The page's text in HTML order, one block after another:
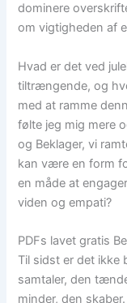
dominere
om vigtigheden af
Hvad er det ved
tiltrængende, og
med at ramme
følte jeg mig mere
og Beklager, vi
kan være en form
en måde at
viden og empati?
PDFs lavet gratis
Til sidst er det ikke
samtaler, den
minder, den